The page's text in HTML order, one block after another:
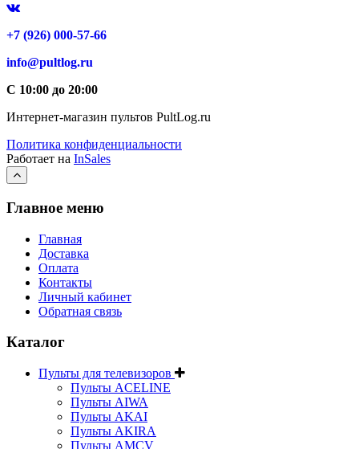
+7 (926) 000-57-66
info@pultlog.ru
С 10:00 до 20:00
Интернет-магазин пультов PultLog.ru
Политика конфиденциальности
Работает на InSales
Главное меню
Главная
Доставка
Оплата
Контакты
Личный кабинет
Обратная связь
Каталог
Пульты для телевизоров
Пульты ACELINE
Пульты AIWA
Пульты AKAI
Пульты AKIRA
Пульты AMCV